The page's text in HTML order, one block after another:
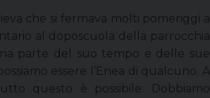
che si fermava molti pomeriggi a
al doposcuola della parrocchia
parte del suo tempo e delle sue
essere l’Enea di qualcuno. A
questo è possibile. Dobbiamo